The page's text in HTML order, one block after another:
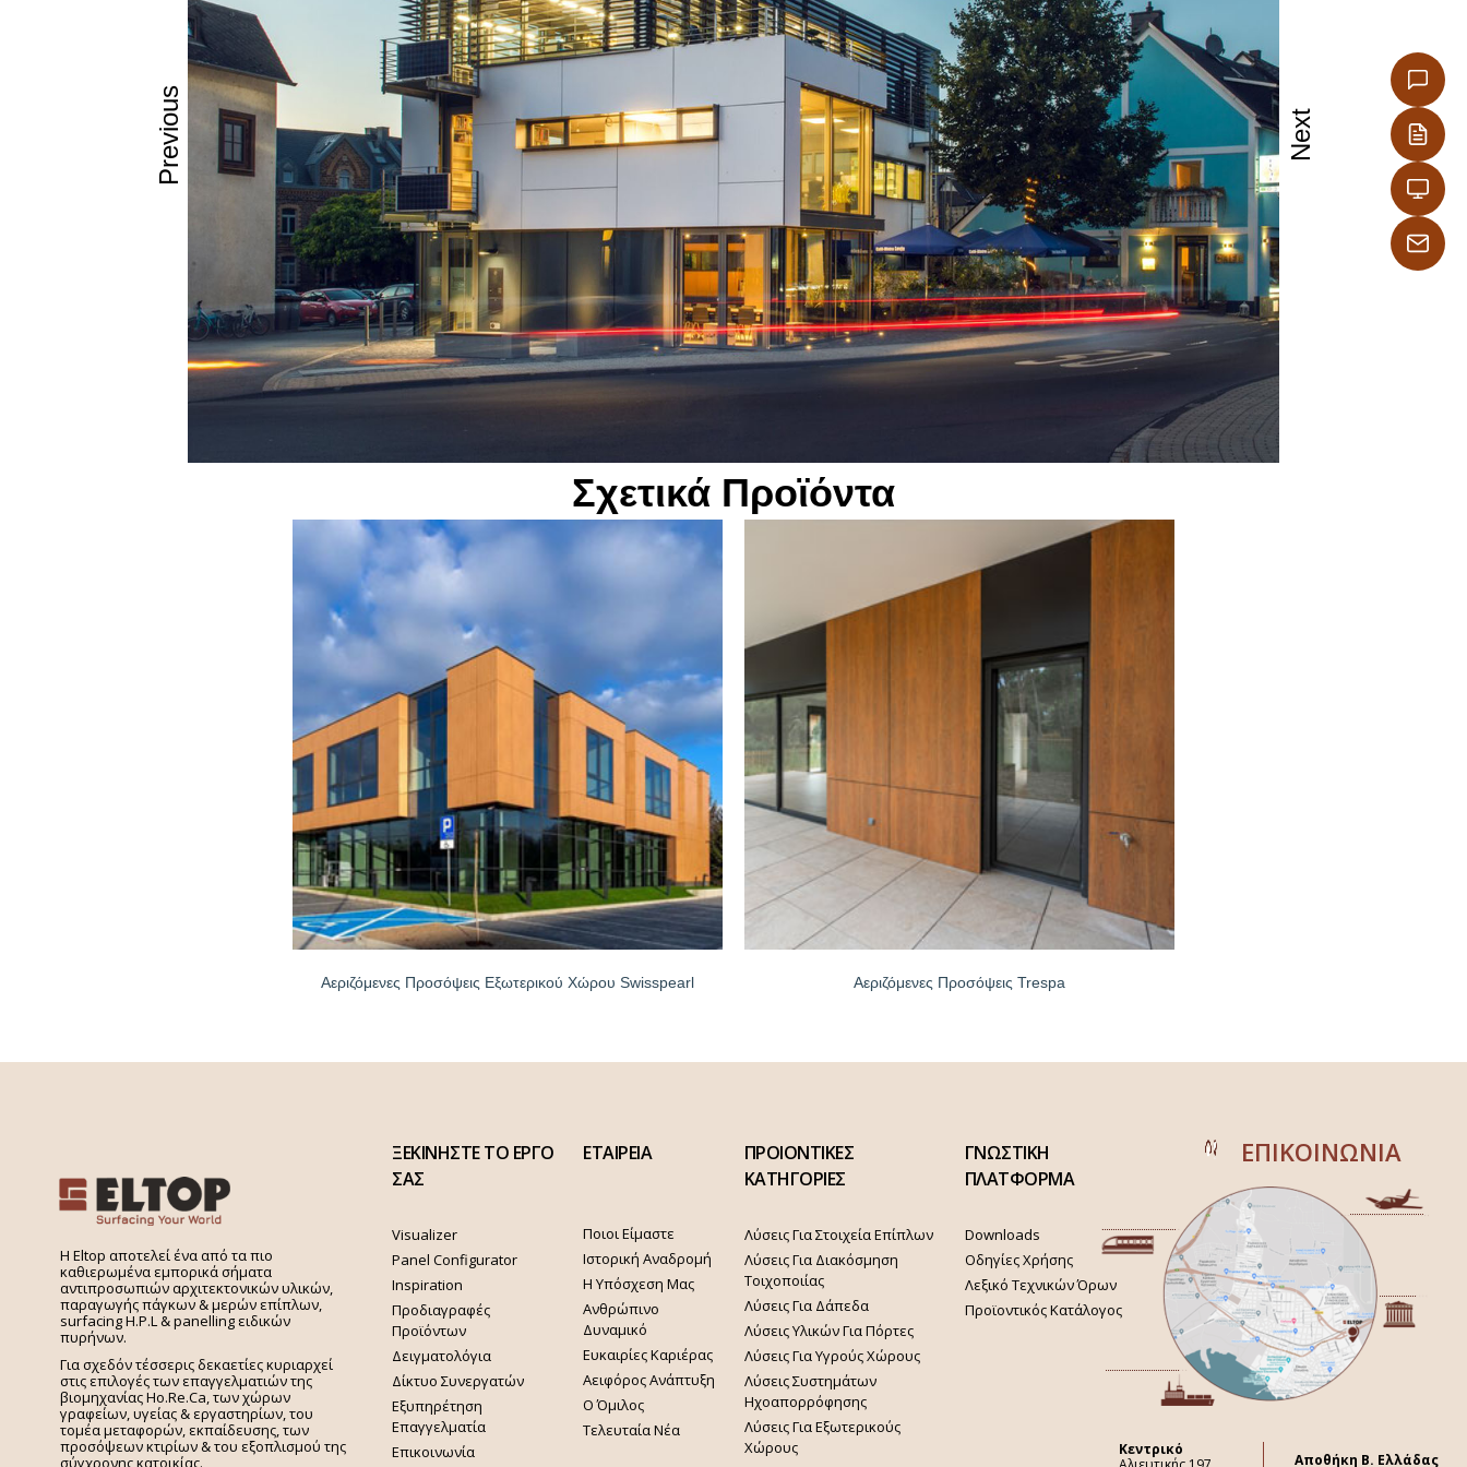
8mm για επενδύσεις εσωτερικής τοιχοποιίας
Προσαρμοσμένα πάχη 7, 9, 10 και 12mm είναι διαθέσιμα κατόπιν ειδικής παραγγελίας.
Επιφάνεια
NT (για εφαρμογές εξωτερικού χώρου)
FH (για εφαρμογές εσωτερικού χώρου)
Φυσικές ιδιότητες
Ειδικό βάρος 1,8 g/cm3
Πληρεί τις απαιτήσεις σύμφωνα με το EN 438 (εξωτερική χρήση) για: Αντοχή στο κλίμα,
αντοχή στην υπεριώδη ακτινοβολία, στις καιρικές συνθήκες και αντοχή στην επιφάνεια.
Τοποθέτηση και μηχανική κατεργασία (εξωτερική χρήση)
Τα πανέλα τοποθετούνται με εμφανή βίδα σε μεταλλική υποδομή με τη λογική της
αεριζόμενης πρόσοψης.
Εγκρίσεις
Ταξινόμηση δομικών υλικών A2-s1, d0 σύμφωνα με το EN 13501-1
δημόσια, ιδιωτικά κτίρια.
Previous Next
Σχετικά Προϊόντα
Αεριζόμενες Προσόψεις Εξωτερικού Χώρου Swisspearl Αεριζόμενες Προσόψεις Trespa
H Eltop αποτελεί ένα από τα πιο
καθιερωμένα εμπορικά σήματα
αντιπροσωπιών αρχιτεκτονικών υλικών,
παραγωγής πάγκων & μερών επίπλων,
surfacing H.P.L & panelling ειδικών
πυρήνων.
Για σχεδόν τέσσερις δεκαετίες κυριαρχεί
στις επιλογές των επαγγελματιών της
βιομηχανίας Ho.Re.Ca, των χώρων
γραφείων, υγείας & εργαστηρίων, του
τομέα μεταφορών, εκπαίδευσης, των
προσόψεων κτιρίων & του εξοπλισμού της
ΞΕΚΙΝΗΣΤΕ ΤΟ ΕΡΓΟ
ΣΑΣ
Visualizer
Panel Configurator
Inspiration
Προδιαγραφές
Προϊόντων
Δειγματολόγια
Δίκτυο Συνεργατών
Εξυπηρέτηση
Επαγγελματία
Επικοινωνία
ΕΤΑΙΡΕΙΑ
Ποιοι Είμαστε
Ιστορική Αναδρομή
Η Υπόσχεση Μας
Ανθρώπινο
Δυναμικό
Ευκαιρίες Καριέρας
Αειφόρος Ανάπτυξη
Ο Όμιλος
Τελευταία Νέα
ΠΡΟΙΟΝΤΙΚΕΣ
ΚΑΤΗΓΟΡΙΕΣ
Λύσεις Για Στοιχεία Επίπλων
Λύσεις Για Διακόσμηση
Τοιχοποιίας
Λύσεις Για Δάπεδα
Λύσεις Υλικών Για Πόρτες
Λύσεις Για Υγρούς Χώρους
Λύσεις Συστημάτων
Ηχοαπορρόφησης
Λύσεις Για Εξωτερικούς
Χώρους
ΓΝΩΣΤΙΚΗ
ΠΛΑΤΦΟΡΜΑ
Downloads
Οδηγίες Χρήσης
Λεξικό Τεχνικών Όρων
Προϊοντικός Κατάλογος
ΕΠΙΚΟΙΝΩΝΙΑ
Κεντρικό
Aποθήκη Β. Ελλάδας